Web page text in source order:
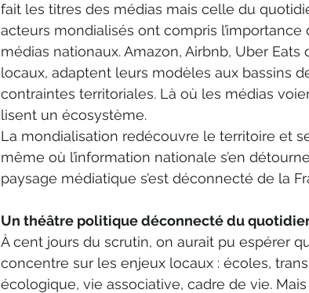
fait les titres des médias mais celle du
acteurs mondialisés ont compris
médias nationaux. Amazon, Airbnb, Uber
locaux, adaptent leurs modèles aux bassins
contraintes territoriales. Là où les médias
lisent un écosystème.
La mondialisation redécouvre le territoire et
même où l’information nationale s’en
paysage médiatique s’est déconnecté de la
Un théâtre politique déconnecté du
À cent jours du scrutin, on aurait pu espérer
concentre sur les enjeux locaux : écoles,
écologique, vie associative, cadre de vie.